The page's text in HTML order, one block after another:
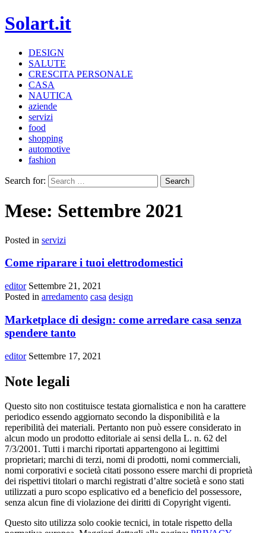
Solart.it
DESIGN
SALUTE
CRESCITA PERSONALE
CASA
NAUTICA
aziende
servizi
food
shopping
automotive
fashion
Search for:
Mese: Settembre 2021
Posted in servizi
Come riparare i tuoi elettrodomestici
editor Settembre 21, 2021
Posted in arredamento casa design
Marketplace di design: come arredare casa senza
spendere tanto
editor Settembre 17, 2021
Note legali
Questo sito non costituisce testata giornalistica e non ha carattere
periodico essendo aggiornato secondo la disponibilità e la
reperibilità dei materiali. Pertanto non può essere considerato in
alcun modo un prodotto editoriale ai sensi della L. n. 62 del
7/3/2001. Tutti i marchi riportati appartengono ai legittimi
proprietari; marchi di terzi, nomi di prodotti, nomi commerciali,
nomi corporativi e società citati possono essere marchi di proprietà
dei rispettivi titolari o marchi registrati d’altre società e sono stati
utilizzati a puro scopo esplicativo ed a beneficio del possessore,
senza alcun fine di violazione dei diritti di Copyright vigenti.
Questo sito utilizza solo cookie tecnici, in totale rispetto della